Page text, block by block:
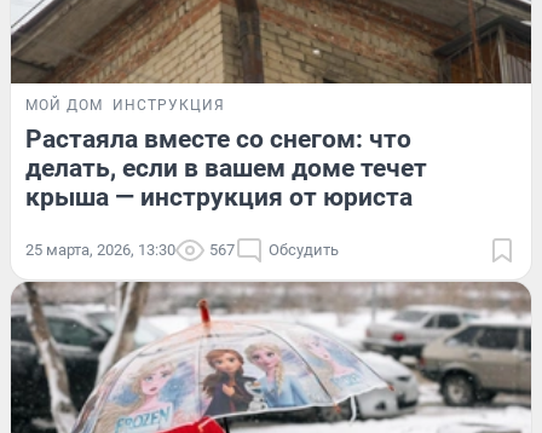
МОЙ ДОМ ИНСТРУКЦИЯ
Растаяла вместе со снегом: что
делать, если в вашем доме течет
крыша — инструкция от юриста
25 марта, 2026, 13:30 567 Обсудить